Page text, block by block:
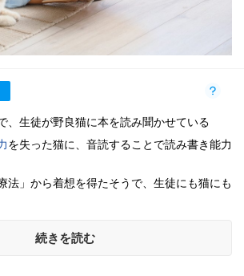
、生徒が野良猫に本を読み聞かせている
を失った猫に、音読することで読み書き能力
法」から着想を得たそうで、生徒にも猫にも
続きを読む